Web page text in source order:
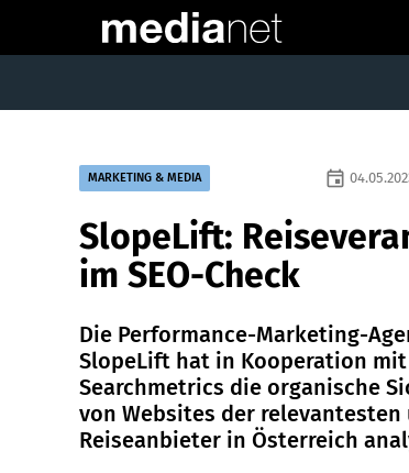
MARKETING & MEDIA event
SlopeLift:
im SEO-Check
Die Performance-Marketing-
SlopeLift hat in Kooperation mit
Searchmetrics die organische
von Websites der
Reiseanbieter in Österreich